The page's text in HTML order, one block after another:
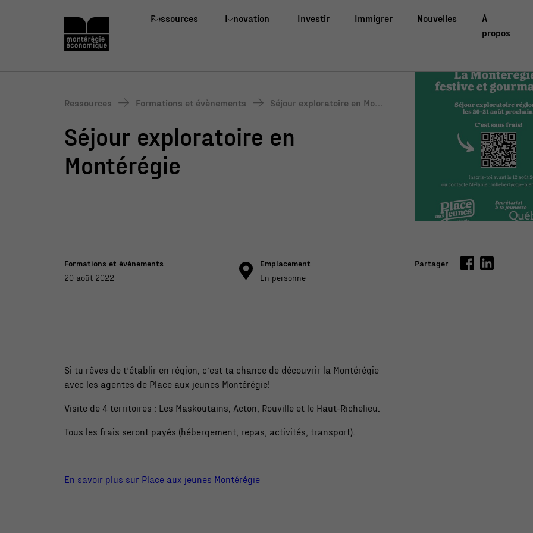
Ressources Innovation Investir Immigrer Nouvelles
À
propos
Ressources Formations et évènements
Séjour exploratoire en Mont
Séjour exploratoire en
Montérégie
Formations et évènements
20 août 2022
Emplacement
En personne
Partager
Si tu rêves de t’établir en région, c’est ta chance de découvrir la Montérégie
avec les agentes de Place aux jeunes Montérégie!
Visite de 4 territoires : Les Maskoutains, Acton, Rouville et le Haut-Richelieu.
Tous les frais seront payés (hébergement, repas, activités, transport).
En savoir plus sur Place aux jeunes Montérégie